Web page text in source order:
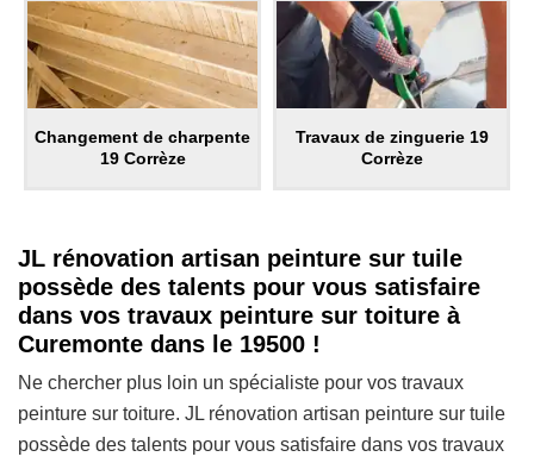
Changement de charpente
19 Corrèze
Travaux de zinguerie 19
Corrèze
JL rénovation artisan peinture sur tuile
possède des talents pour vous satisfaire
dans vos travaux peinture sur toiture à
Curemonte dans le 19500 !
Ne chercher plus loin un spécialiste pour vos travaux
peinture sur toiture. JL rénovation artisan peinture sur tuile
possède des talents pour vous satisfaire dans vos travaux